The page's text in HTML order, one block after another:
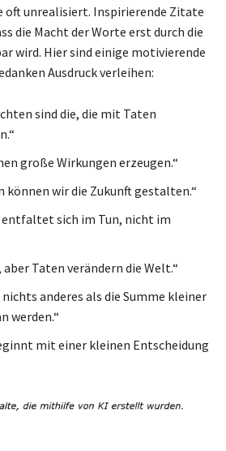
oft unrealisiert. Inspirierende Zitate
die Macht der Worte erst durch die
wird. Hier sind einige motivierende
Ausdruck verleihen:
sind die, die mit Taten
große Wirkungen erzeugen.“
können wir die Zukunft gestalten.“
entfaltet sich im Tun, nicht im
aber Taten verändern die Welt.“
anderes als die Summe kleiner
werden.“
mit einer kleinen Entscheidung